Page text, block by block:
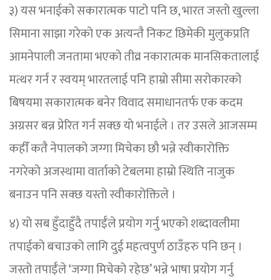
३) यस भनाईको सकारात्मक पाटो पनि छ, भारत जस्तो खुल्ला
सिमाना साझा गरेको एक अत्यन्तै निकट छिमेकी मुलुकप्रति
आमनेपाली जनतामा भएको तीव्र नकारात्मक मानसिकतालाई
मत्थर गर्न र स्वयम् भारतलाई पनि हाम्रो सीमा सरोकारको
बिषयमा सकारात्मक बनेर विवाद समाधानतर्फ एक कदम
अग्रसर बन्न प्रेरित गर्न सक्छ यो भनाईले । तर उसले आजसम्म
कहीँ कतै नेपालको जग्गा मिचेका छौ भन्ने स्वीकारोक्ति
नगरेको अजस्थामा वार्ताको टेबलमा हाम्रो स्थिति नाजुक
बनाउन पनि सक्छ यस्तो स्वीकारोक्तिले ।
४) यो सब हुँदाहुँदै तपाईँले प्रयोग गर्नु भएको शब्दावलीमा
तपाईको बचाउको लागि दुई महत्वपुर्ण ठाउँहरु पनि छन् ।
जस्तो तपाईँले ‘जग्गा मिचेको रहेछ’ भन्ने भाषा प्रयोग गर्नु